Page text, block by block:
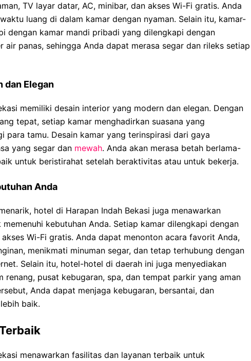
TV layar datar, AC, minibar, dan akses Wi-Fi gratis. Anda
luang di dalam kamar dengan nyaman. Selain itu, kamar-
dengan kamar mandi pribadi yang dilengkapi dengan
air panas, sehingga Anda dapat merasa segar dan rileks setiap
dan Elegan
memiliki desain interior yang modern dan elegan. Dengan
tepat, setiap kamar menghadirkan suasana yang
para tamu. Desain kamar yang terinspirasi dari gaya
yang segar dan mewah. Anda akan merasa betah berlama-
untuk beristirahat setelah beraktivitas atau untuk bekerja.
Anda
hotel di Harapan Indah Bekasi juga menawarkan
kebutuhan Anda. Setiap kamar dilengkapi dengan
Wi-Fi gratis. Anda dapat menonton acara favorit Anda,
menikmati minuman segar, dan tetap terhubung dengan
Selain itu, hotel-hotel di daerah ini juga menyediakan
renang, pusat kebugaran, spa, dan tempat parkir yang aman
Anda dapat menjaga kebugaran, bersantai, dan
baik.
menawarkan fasilitas dan layanan terbaik untuk